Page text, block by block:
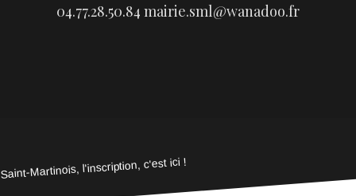
04.77.28.50.84 mairie.sml@wanadoo.fr
Saint-Martinois, l'inscription, c'est ici !